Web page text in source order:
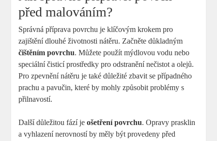
před malováním?
Správná příprava povrchu je klíčovým krokem pro
zajištění dlouhé životnosti nátěru. Začněte důkladným
čištěním povrchu. Můžete použít mýdlovou vodu nebo
speciální čisticí prostředky pro odstranění nečistot a olejů.
Pro zpevnění nátěru je také důležité zbavit se případného
prachu a pavučin, které by mohly způsobit problémy s
přilnavostí.
Další důležitou fází jeošetření povrchu. Opravy prasklin
a vyhlazení nerovností by měly být provedeny před